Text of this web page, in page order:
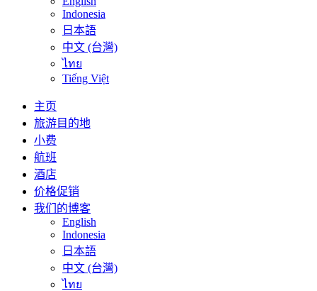
Indonesia
日本語
中文 (台灣)
ไทย
Tiếng Việt
主页
旅游目的地
小费
航班
酒店
价格促销
我们的博客
English
Indonesia
日本語
中文 (台灣)
ไทย